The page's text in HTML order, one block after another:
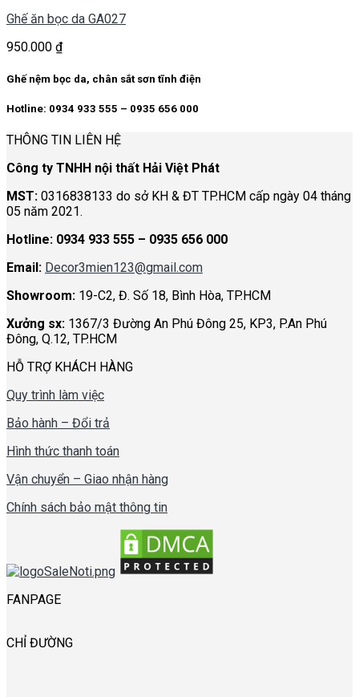
Ghế ăn bọc da GA027
950.000 ₫
Ghế nệm bọc da, chân sắt sơn tĩnh điện
Hotline: 0934 933 555 – 0935 656 000
THÔNG TIN LIÊN HỆ
Công ty TNHH nội thất Hải Việt Phát
MST: 0316838133 do sở KH & ĐT TP.HCM cấp ngày 04 tháng
05 năm 2021.
Hotline: 0934 933 555 – 0935 656 000
Email: Decor3mien123@gmail.com
Showroom: 19-C2, Đ. Số 18, Bình Hòa, TP.HCM
Xưởng sx: 1367/3 Đường An Phú Đông 25, KP3, P.An Phú
Đông, Q.12, TP.HCM
HỖ TRỢ KHÁCH HÀNG
Quy trình làm việc
Bảo hành – Đổi trả
Hình thức thanh toán
Vận chuyển – Giao nhận hàng
Chính sách bảo mật thông tin
FANPAGE
CHỈ ĐƯỜNG